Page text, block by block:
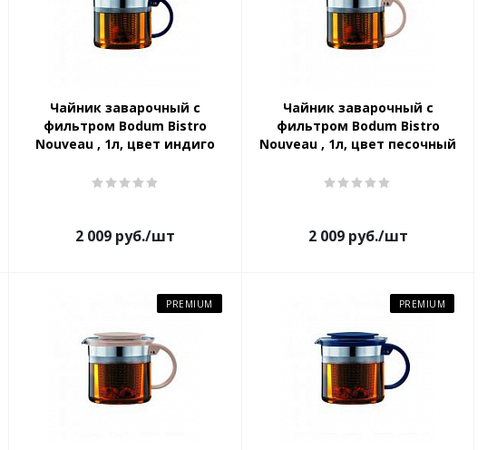
Чайник заварочный с
фильтром Bodum Bistro
Nouveau , 1л, цвет индиго
2 009 руб./шт
Чайник заварочный с
фильтром Bodum Bistro
Nouveau , 1л, цвет песочный
2 009руб./шт
PREMIUM PREMIUM